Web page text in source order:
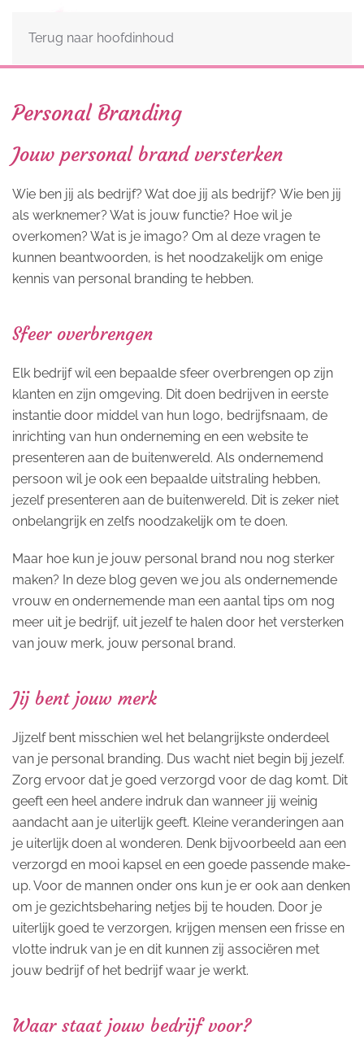
Terug naar hoofdinhoud
Personal Branding
Jouw personal brand versterken
Wie ben jij als bedrijf? Wat doe jij als bedrijf? Wie ben jij
als werknemer? Wat is jouw functie? Hoe wil je
overkomen? Wat is je imago? Om al deze vragen te
kunnen beantwoorden, is het noodzakelijk om enige
kennis van personal branding te hebben.
Sfeer overbrengen
Elk bedrijf wil een bepaalde sfeer overbrengen op zijn
klanten en zijn omgeving. Dit doen bedrijven in eerste
instantie door middel van hun logo, bedrijfsnaam, de
inrichting van hun onderneming en een website te
presenteren aan de buitenwereld. Als ondernemend
persoon wil je ook een bepaalde uitstraling hebben,
jezelf presenteren aan de buitenwereld. Dit is zeker niet
onbelangrijk en zelfs noodzakelijk om te doen.
Maar hoe kun je jouw personal brand nou nog sterker
maken? In deze blog geven we jou als ondernemende
vrouw en ondernemende man een aantal tips om nog
meer uit je bedrijf, uit jezelf te halen door het versterken
van jouw merk, jouw personal brand.
Jij bent jouw merk
Jijzelf bent misschien wel het belangrijkste onderdeel
van je personal branding. Dus wacht niet begin bij jezelf.
Zorg ervoor dat je goed verzorgd voor de dag komt. Dit
geeft een heel andere indruk dan wanneer jij weinig
aandacht aan je uiterlijk geeft. Kleine veranderingen aan
je uiterlijk doen al wonderen. Denk bijvoorbeeld aan een
verzorgd en mooi kapsel en een goede passende make-
up. Voor de mannen onder ons kun je er ook aan denken
om je gezichtsbeharing netjes bij te houden. Door je
uiterlijk goed te verzorgen, krijgen mensen een frisse en
vlotte indruk van je en dit kunnen zij associëren met
jouw bedrijf of het bedrijf waar je werkt.
Waar staat jouw bedrijf voor?